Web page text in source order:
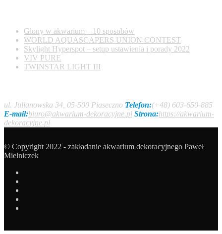
Glony w akwarium – 10 sposobów
WORLD AQUASCAPERS UNION CONTEST
Skylight Hyperspot – setup ustawienia i porady 2022
VIV PURE
TWINSTAR LIGHT III
ul. Julianowska 34, 05-500 Piaseczno Telefon:(+48) 603-650-885
E-mail:biuro@akwarium-dekoracyjne.pl Strona:https://akwarium-
dekoracyjne.pl
© Copyright 2022 - zakładanie akwarium dekoracyjnego Paweł
Mielniczek